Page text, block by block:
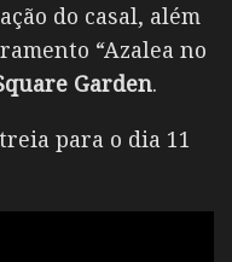
do casal, além
“Azalea no
Garden.
para o dia 11